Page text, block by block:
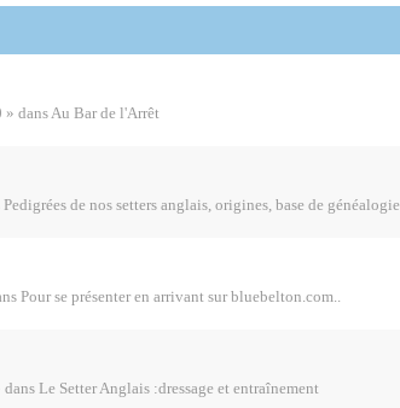
» dansAu Bar de l'Arrêt
Pedigrées de nos setters anglais, origines, base de généalogie
Pour se présenter en arrivant sur bluebelton.com..
dans Le Setter Anglais :dressage et entraînement